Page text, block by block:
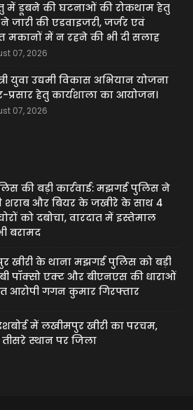
में डूबने की घटनाओं की रोकथाम हेतु
जारी की एडवाइजरी, जर्जर एवं
मकानों में न रहने की भी दी सलाह
07, 2026
युवा उद्यमी विकास अभियान योजना
प्रसार हेतु कार्यशाला का आयोजन।
07, 2026
की बड़ी कार्रवाई: मझगई पुलिस ने
शराब और बियर के जखीरे के साथ 4
को दबोचा, वारदात में इस्तेमाल
बरामद
खीरी के थाना मझगई पुलिस को बड़ी
पॉक्सो एक्ट और बीएनएस की धाराओं
आरोपी गगन कुमार गिरफ्तार
में लखीमपुर खीरी का परचम,
स्थान पर जिला